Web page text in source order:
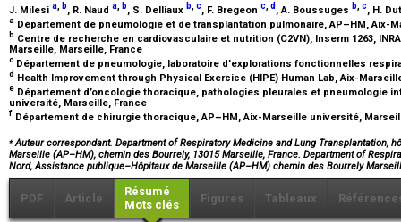
J. Milesi a, b, R. Naud a, b, S. Delliaux b,c, F. Bregeon c,d , A. Boussuges b,c, H.
a Département de pneumologie et de transplantation pulmonaire, AP–HM, Aix-
b Centre de recherche en cardiovasculaire et nutrition (C2VN), Inserm 1263,
Marseille, Marseille, France
c Département de pneumologie, laboratoire d’explorations fonctionnelles
d Health Improvement through Physical Exercice (HIPE) Human Lab, Aix-
e Département d’oncologie thoracique, pathologies pleurales et pneumologie
université, Marseille, France
f Département de chirurgie thoracique, AP–HM, Aix-Marseille université,
⁎Auteur correspondant. Department of Respiratory Medicine and Lung Transplantation,
Marseille (AP–HM), chemin des Bourrely, 13015 Marseille, France. Department of
Nord, Assistance publique–Hôpitaux de Marseille (AP–HM) chemin des Bourrely
PDF Article
Résumé
Mots clés
Figures Tableaux